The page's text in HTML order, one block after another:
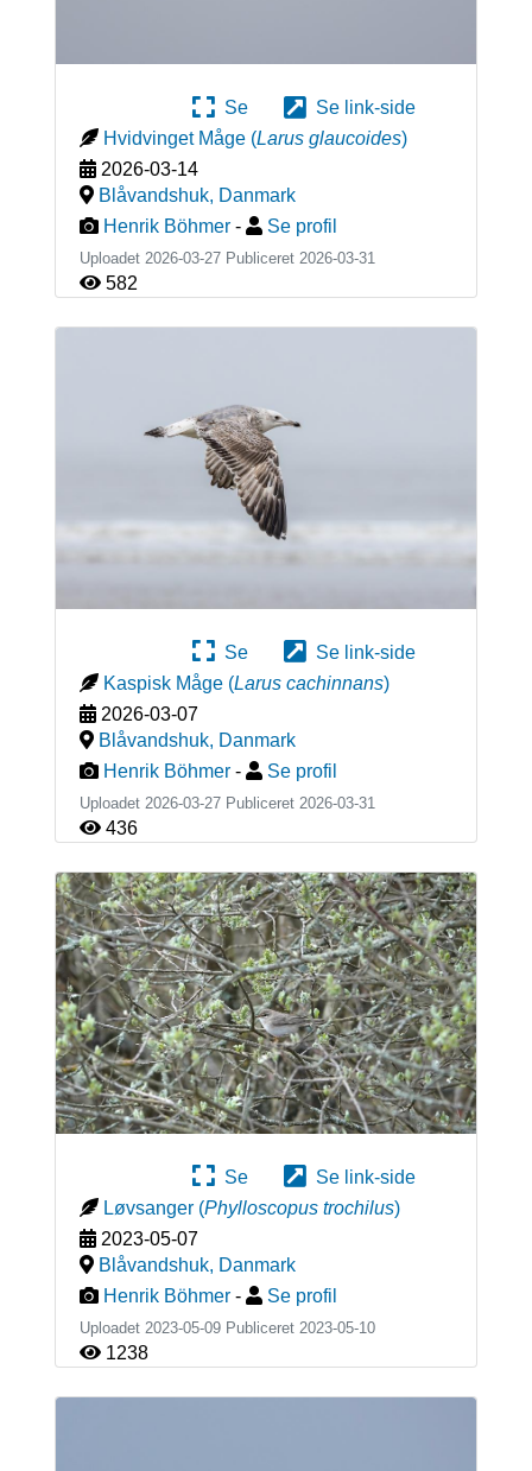
Se
Se link-side
Hvidvinget Måge (Larus glaucoides)
2026-03-14
Blåvandshuk, Danmark
Henrik Böhmer - Se profil
Uploadet 2026-03-27 Publiceret 2026-03-31
582
Se
Se link-side
Kaspisk Måge (Larus cachinnans)
2026-03-07
Blåvandshuk, Danmark
Henrik Böhmer - Se profil
Uploadet 2026-03-27 Publiceret 2026-03-31
436
Se
Se link-side
Løvsanger (Phylloscopus trochilus)
2023-05-07
Blåvandshuk, Danmark
Henrik Böhmer - Se profil
Uploadet 2023-05-09 Publiceret 2023-05-10
1238